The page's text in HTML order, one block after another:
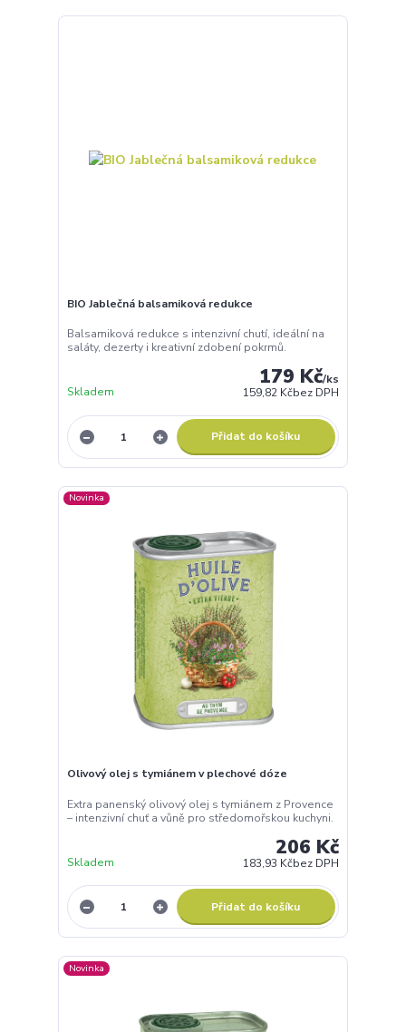
BIO Jablečná balsamiková redukce
Balsamiková redukce s intenzivní chutí, ideální na
saláty, dezerty i kreativní zdobení pokrmů.
179 Kč/ks
159,82 Kčbez DPH
Skladem
Přidat do košíku
Novinka
Olivový olej s tymiánem v plechové dóze
Extra panenský olivový olej s tymiánem z Provence
– intenzivní chuť a vůně pro středomořskou kuchyni.
206 Kč
183,93 Kčbez DPH
Skladem
Přidat do košíku
Novinka